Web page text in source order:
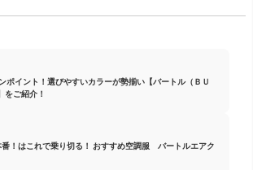
ポイント！選びやすいカラーが勢揃い【バートル（ＢＵ
をご紹介！
！はこれで乗り切る！ おすすめ空調服 バートルエアク